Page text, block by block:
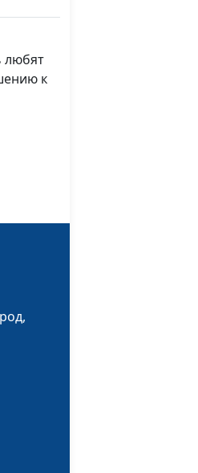
#601
#600
#598
любят
к